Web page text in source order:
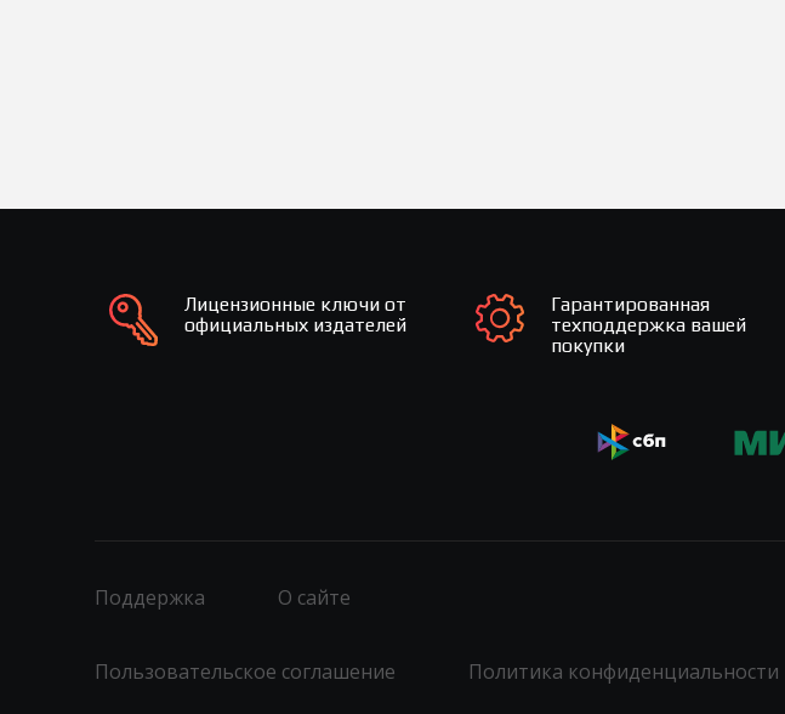
Лицензионные ключи от
официальных издателей
Гарантированная
техподдержка вашей
покупки
Поддержка О сайте
Пользовательское соглашение Политика конфиденциальности